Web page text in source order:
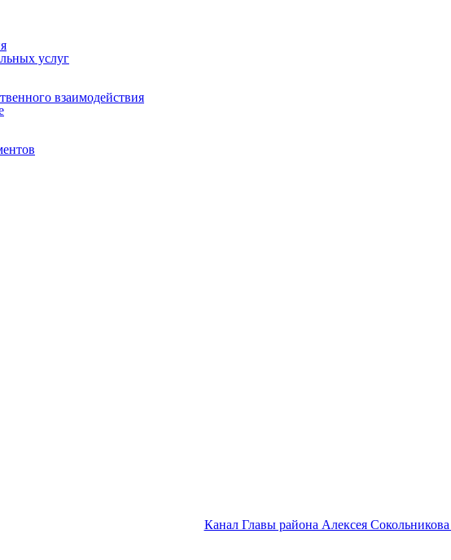
услуг
взаимодействия
Канал Главы района Алексея